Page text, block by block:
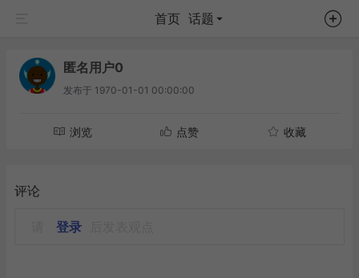
首页 话题
匿名用户0
发布于 1970-01-01 00:00:00
浏览 点赞 收藏
评论
登录